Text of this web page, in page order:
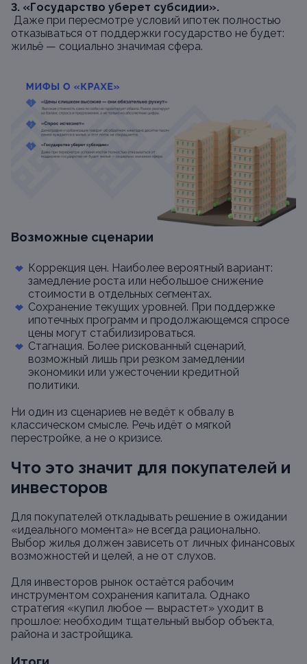
3. «Государство уберет субсидии».
Даже при пересмотре условий ипотек полностью
отказываться от поддержки государство не будет:
жильё — социально значимая сфера.
Возможные сценарии
Коррекция цен. Наиболее вероятный вариант:
замедление роста или небольшое снижение
стоимости в отдельных сегментах.
Сохранение текущих уровней. При поддержке
ипотечных программ и продолжающемся спросе
цены могут стабилизироваться.
Стагнация. Более рискованный сценарий,
возможный лишь при резком замедлении
экономики или ужесточении кредитной
политики.
Ни один из сценариев не ведёт к обвалу в
классическом смысле. Речь идёт о мягкой
перестройке, а не о кризисе.
Что это значит для покупателей и
инвесторов
Для покупателей откладывать решение в ожидании
«идеального момента» не всегда рационально.
Выбор жилья должен зависеть от личных финансовых
возможностей и целей, а не от слухов.
Для инвесторов рынок остаётся рабочим
инструментом сохранения капитала. Однако
стратегия «купил любое — вырастет» уходит в
прошлое: необходим тщательный выбор объекта,
района и застройщика.